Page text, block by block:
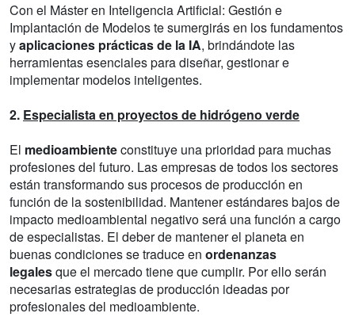
Con el Máster en Inteligencia Artificial: Gestión e
Implantación de Modelos te sumergirás en los fundamentos
yaplicaciones prácticas de la IA, brindándote las
herramientas esenciales para diseñar, gestionar e
implementar modelos inteligentes.
2. Especialista en proyectos de hidrógeno verde
El medioambienteconstituye una prioridad para muchas
profesiones del futuro. Las empresas de todos los sectores
están transformando sus procesos de producción en
función de la sostenibilidad. Mantener estándares bajos de
impacto medioambiental negativo será una función a cargo
de especialistas. El deber de mantener el planeta en
buenas condiciones se traduce en ordenanzas
legalesque el mercado tiene que cumplir. Por ello serán
necesarias estrategias de producción ideadas por
profesionales del medioambiente.